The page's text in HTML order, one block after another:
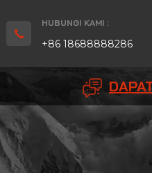
HUBUNGI KAMI :
+86 18688888286